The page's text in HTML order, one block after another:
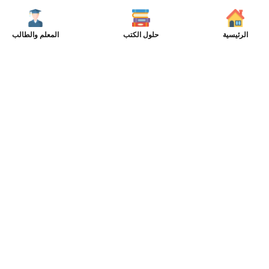
الرئيسية حلول الكتب المعلم والطالب